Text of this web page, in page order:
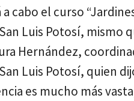
a cabo el curso
Luis Potosí, mismo
Hernández,
Luis Potosí, quien
es mucho más